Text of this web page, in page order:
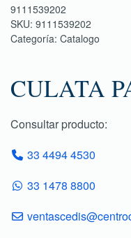
9111539202
SKU: 9111539202
Categoría: Catalogo
CULATA
Consultar producto:
33 4494 4530
33 1478 8800